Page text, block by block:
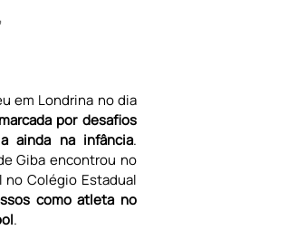
em Londrina no dia
por desafios
ainda na infância.
Giba encontrou no
Colégio Estadual
como atleta no
.